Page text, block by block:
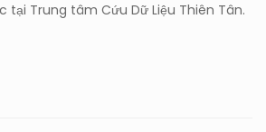
tại Trung tâm Cứu Dữ Liệu Thiên Tân.